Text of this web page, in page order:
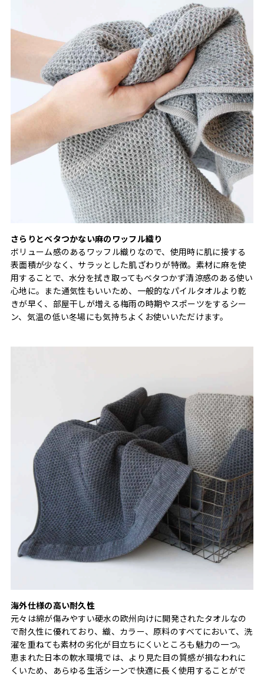
さらりとベタつかない麻のワッフル織り
ボリューム感のあるワッフル織りなので、使用時に肌に接する
表面積が少なく、サラッとした肌ざわりが特徴。素材に麻を使
用することで、水分を拭き取ってもベタつかず清涼感のある使い
心地に。また通気性もいいため、一般的なパイルタオルより乾
きが早く、部屋干しが増える梅雨の時期やスポーツをするシー
ン、気温の低い冬場にも気持ちよくお使いいただけます。
海外仕様の高い耐久性
元々は綿が傷みやすい硬水の欧州向けに開発されたタオルなの
で耐久性に優れており、織、カラー、原料のすべてにおいて、洗
濯を重ねても素材の劣化が目立ちにくいところも魅力の一つ。
恵まれた日本の軟水環境では、より見た目の質感が損なわれに
くいため、あらゆる生活シーンで快適に長く使用することがで